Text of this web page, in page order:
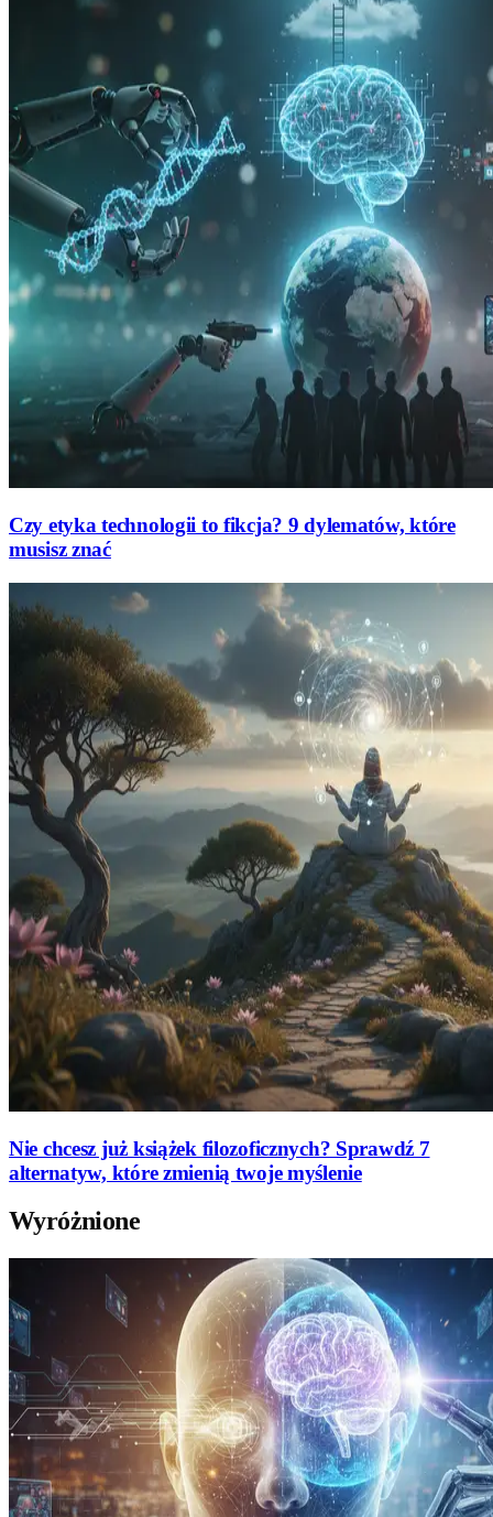
Czy etyka technologii to fikcja? 9 dylematów, które
musisz znać
Nie chcesz już książek filozoficznych? Sprawdź 7
alternatyw, które zmienią twoje myślenie
Wyróżnione